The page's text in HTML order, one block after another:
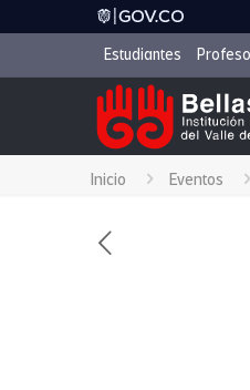
Estudiantes
Inicio Eventos